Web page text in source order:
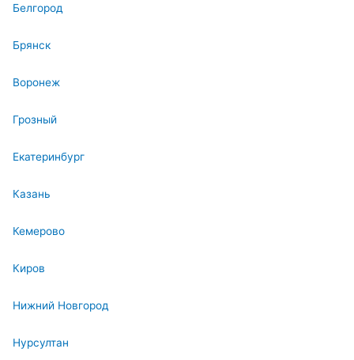
Белгород
Брянск
Воронеж
Грозный
Екатеринбург
Казань
Кемерово
Киров
Нижний Новгород
Нурсултан